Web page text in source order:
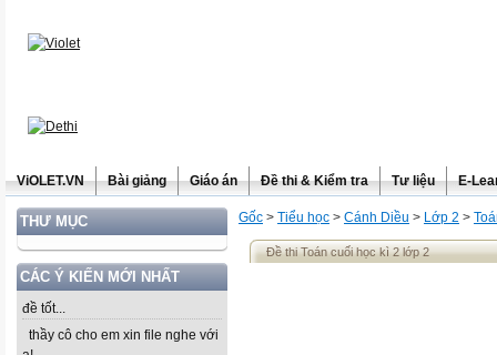
ViOLET.VN Bài giảng Giáo án Đề thi & Kiểm tra Tư liệu E-
THƯ MỤC
CÁC Ý KIẾN MỚI NHẤT
đề tốt...
thầy cô cho em xin file nghe với
Gốc > Tiểu học > Cánh Diều > Lớp 2 >
Đề thi Toán cuối học kì 2 lớp 2